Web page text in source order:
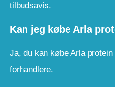
tilbudsavis.
Kan jeg købe Arla
Ja, du kan købe Arla
forhandlere.